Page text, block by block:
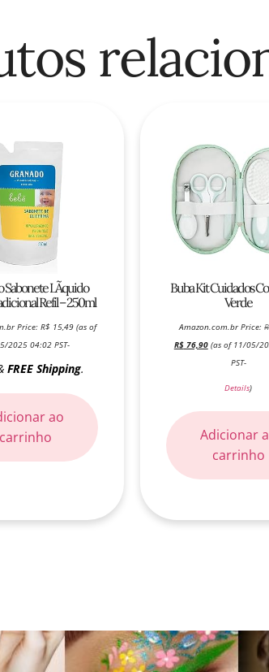
Sabonete LÃ­quido
Refil – 250ml
Price: R$ 15,49(as of
2025 04:02 PST-
FREE Shipping.
ao
carrinho
Buba Kit Cuidados
Verde
Amazon.com.br Price:
R$76,90(as of 11/05/
PST-
Details)
Adicionar
carrinho